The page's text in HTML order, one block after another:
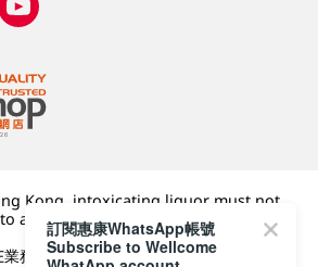
Kong, intoxicating liquor must not
a minor (under 18) in the course of
務過程中，向未成年人 (18 歲以下人士)
訂閱惠康WhatsApp帳號
Subscribe to Wellcome